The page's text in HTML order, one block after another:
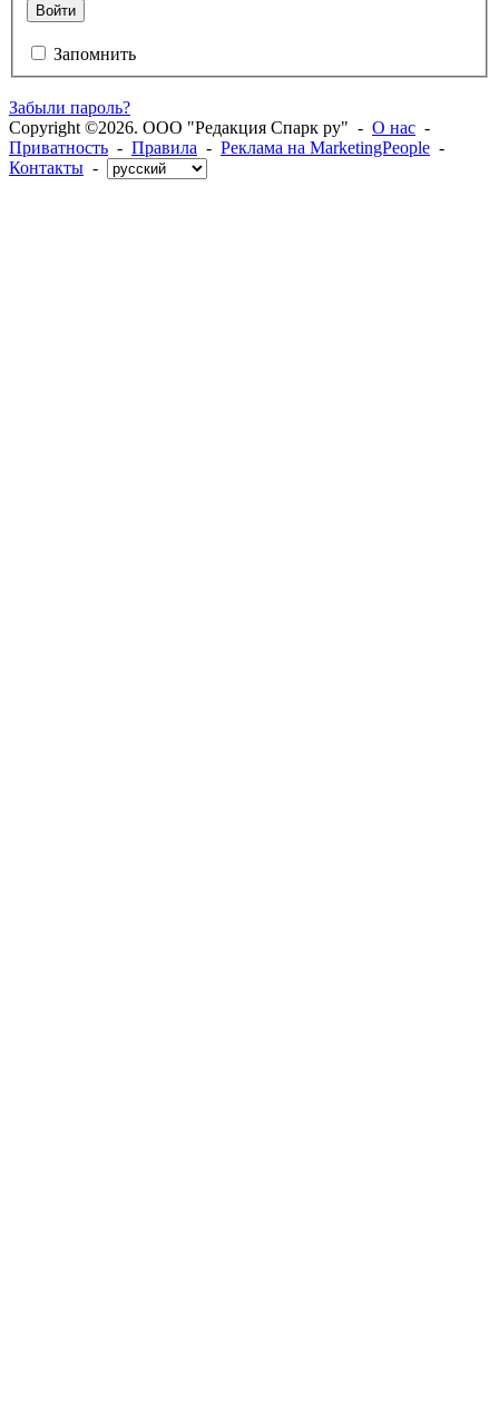
Войти
Запомнить
Забыли пароль?
Copyright ©2026. ООО "Редакция Спарк ру" - О нас -
Приватность - Правила - Реклама на MarketingPeople -
Контакты -